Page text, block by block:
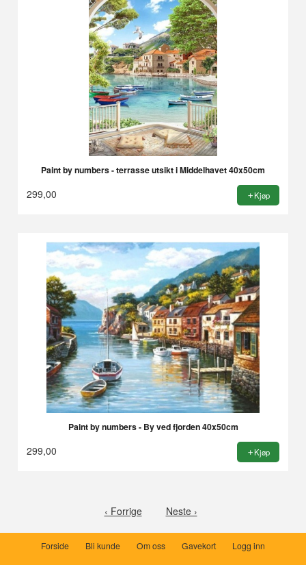
Paint by numbers - terrasse utsikt i Middelhavet 40x50cm
299,00 Kjøp
Paint by numbers - By ved fjorden 40x50cm
299,00 Kjøp
‹ Forrige Neste ›
Forside Bli kunde Om oss Gavekort Logg inn